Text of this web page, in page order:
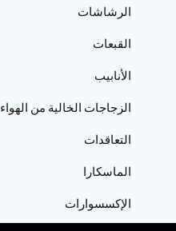
الرشاشات
القبعات
الأنابيب
الزجاجات الخالية من الهواء
التعاقدات
الماسكارا
الإكسسوارات